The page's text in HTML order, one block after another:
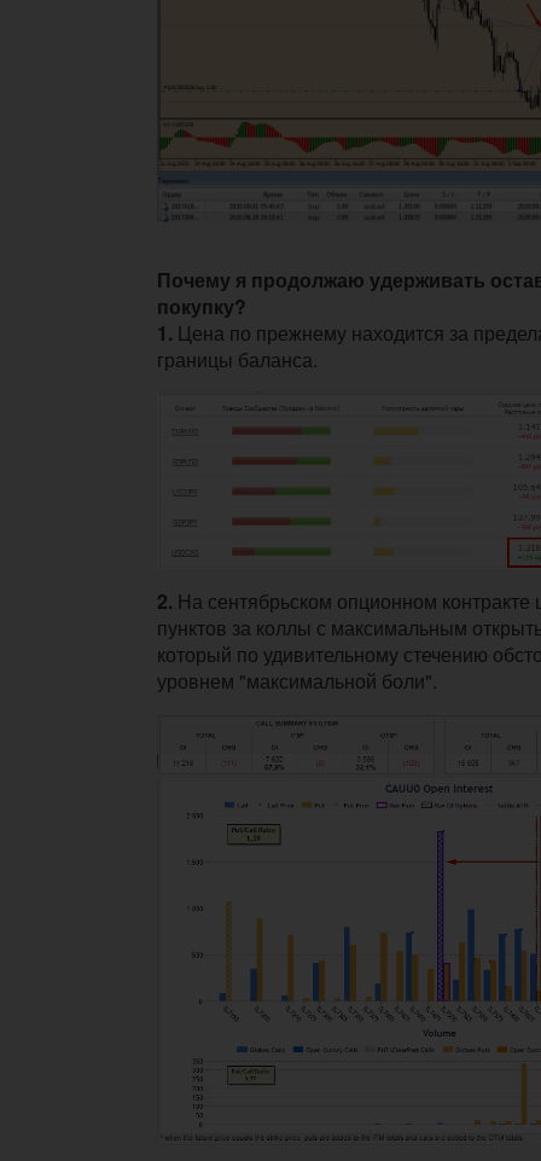
Почему я продолжаю удерживать
покупку?
1. Цена по прежнему находится за
границы баланса.
2. На сентябрьском опционном
пунктов за коллы с максимальным
который по удивительному стечению
уровнем "максимальной боли".